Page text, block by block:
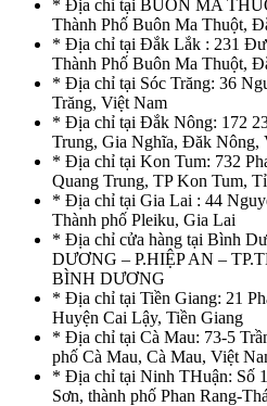
* Địa chỉ tại BUÔN MA
Thành Phố Buôn Ma Thuột,
* Địa chỉ tại Đắk Lắk : 231
Thành Phố Buôn Ma Thuột,
* Địa chỉ tại Sóc Trăng: 36
Trăng, Việt Nam
* Địa chỉ tại Đắk Nông: 172
Trung, Gia Nghĩa, Đăk Nông,
* Địa chỉ tại Kon Tum: 732
Quang Trung, TP Kon Tum,
* Địa chỉ tại Gia Lai : 44
Thành phố Pleiku, Gia Lai
* Địa chỉ cửa hàng tại Bình
DƯƠNG – P.HIỆP AN –
BÌNH DƯƠNG
* Địa chỉ tại Tiền Giang: 21
Huyện Cai Lậy, Tiền Giang
* Địa chỉ tại Cà Mau: 73-5
phố Cà Mau, Cà Mau, Việt
* Địa chỉ tại Ninh THuận: Số
Sơn, thành phố Phan Rang-